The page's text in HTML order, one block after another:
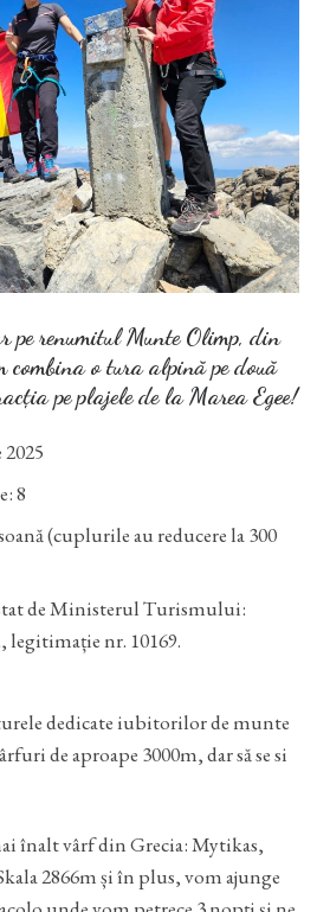
pe renumitul Munte Olimp, din
combina o tura alpină pe două
pe plajele de la Marea Egee!
8
(cuplurile au reducere la 300
de Ministerul Turismului:
nr. 10169.
dedicate iubitorilor de munte
de aproape 3000m, dar să se si
înalt vârf din Grecia: Mytikas,
2866m și în plus, vom ajunge